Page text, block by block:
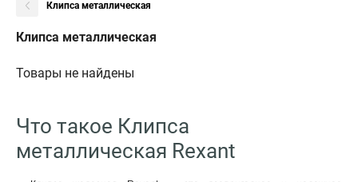
Клипса металлическая
Клипса металлическая
Товары не найдены
Что такое Клипса
металлическая Rexant